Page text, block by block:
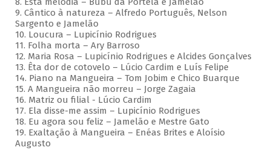
9. Cântico à natureza – Alfredo Português, Nelson
Sargento e Jamelão
10. Loucura – Lupicínio Rodrigues
11. Folha morta – Ary Barroso
12. Maria Rosa – Lupicínio Rodrigues e Alcides Gonçalves
13. Êta dor de cotovelo – Lúcio Cardim e Luís Felipe
14. Piano na Mangueira – Tom Jobim e Chico Buarque
15. A Mangueira não morreu – Jorge Zagaia
16. Matriz ou filial - Lúcio Cardim
17. Ela disse-me assim – Lupicínio Rodrigues
18. Eu agora sou feliz – Jamelão e Mestre Gato
19. Exaltação à Mangueira – Enéas Brites e Aloísio
Augusto